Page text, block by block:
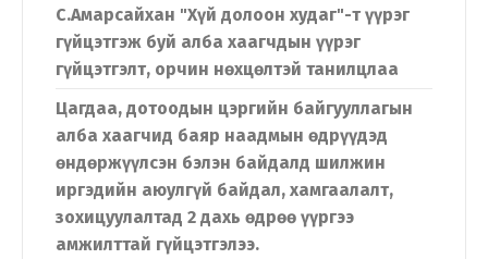
С.Амарсайхан "Хүй долоон худаг"-т үүрэг
гүйцэтгэж буй алба хаагчдын үүрэг
гүйцэтгэлт, орчин нөхцөлтэй танилцлаа
Цагдаа, дотоодын цэргийн байгууллагын
алба хаагчид баяр наадмын өдрүүдэд
өндөржүүлсэн бэлэн байдалд шилжин
иргэдийн аюулгүй байдал, хамгаалалт,
зохицуулалтад 2 дахь өдрөө үүргээ
амжилттай гүйцэтгэлээ.